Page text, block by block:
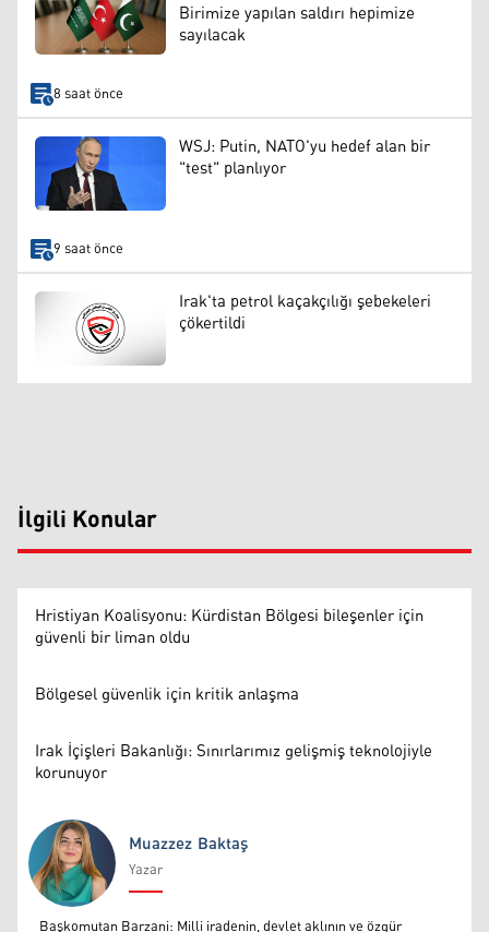
Birimize yapılan saldırı hepimize
sayılacak
8 saat önce
WSJ: Putin, NATO'yu hedef alan bir
"test" planlıyor
9 saat önce
Irak'ta petrol kaçakçılığı şebekeleri
çökertildi
İlgili Konular
Hristiyan Koalisyonu: Kürdistan Bölgesi bileşenler için
güvenli bir liman oldu
Bölgesel güvenlik için kritik anlaşma
Irak İçişleri Bakanlığı: Sınırlarımız gelişmiş teknolojiyle
korunuyor
Muazzez Baktaş
Muazzez Baktaş
Yazar